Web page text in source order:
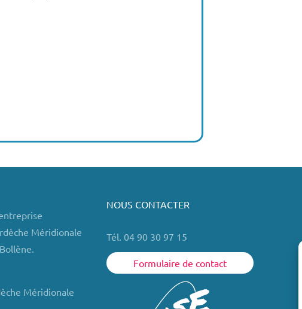
Méridionale
Méridionale
NOUS CONTACTER
Tél. 04 90 30 97 15
Formulaire de contact